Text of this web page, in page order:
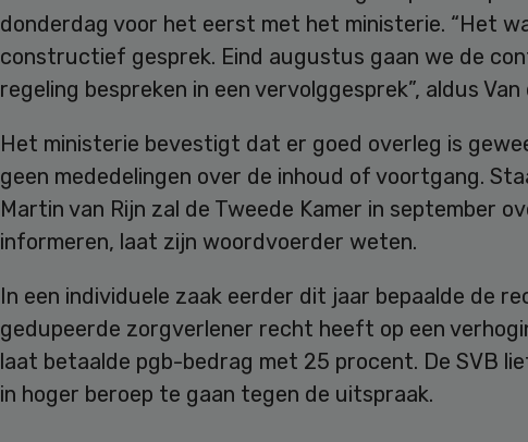
donderdag voor het eerst met het ministerie. “Het
constructief gesprek. Eind augustus gaan we de
regeling bespreken in een vervolggesprek”, aldus Van
Het ministerie bevestigt dat er goed overleg is
geen mededelingen over de inhoud of voortgang.
Martin van Rijn zal de Tweede Kamer in september
informeren, laat zijn woordvoerder weten.
In een individuele zaak eerder dit jaar bepaalde de
gedupeerde zorgverlener recht heeft op een
laat betaalde pgb-bedrag met 25 procent. De SVB
in hoger beroep te gaan tegen de uitspraak.